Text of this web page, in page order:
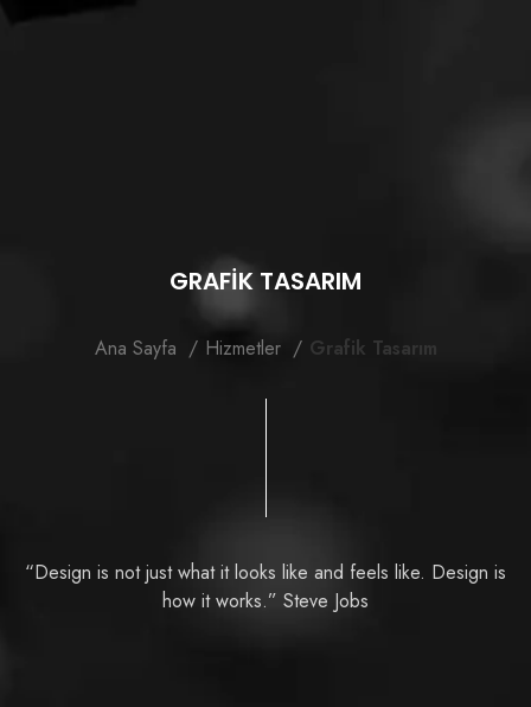
GRAFİK TASARIM
Ana Sayfa Hizmetler Grafik Tasarım
“Design is not just what it looks like and feels like. Design is
how it works.” Steve Jobs